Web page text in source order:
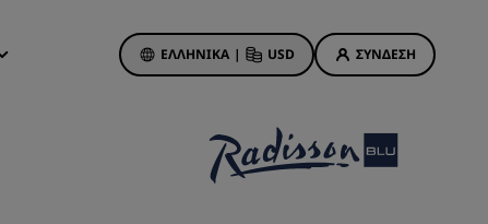
ΕΛΛΗΝΙΚΆ | USD ΣΎΝΔΕΣΗ
Προσφορές ξενοδοχείων